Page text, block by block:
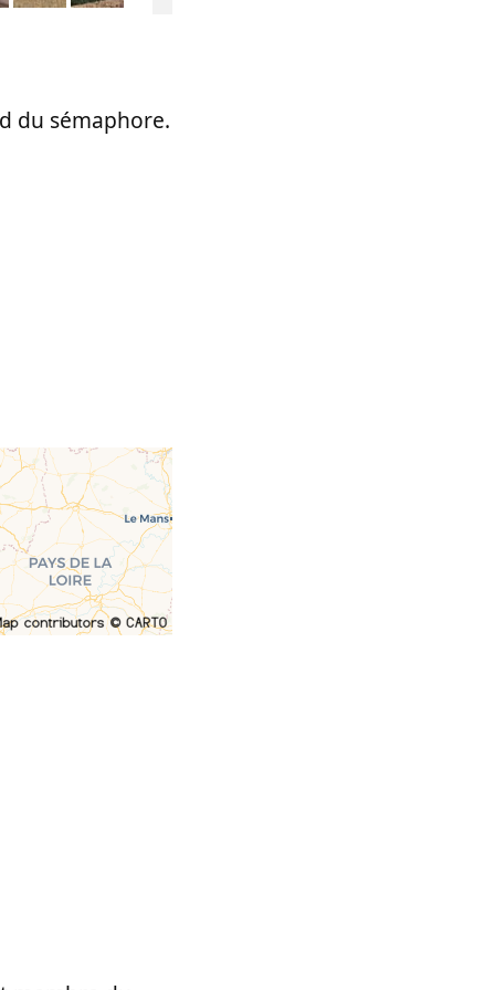
du sémaphore.